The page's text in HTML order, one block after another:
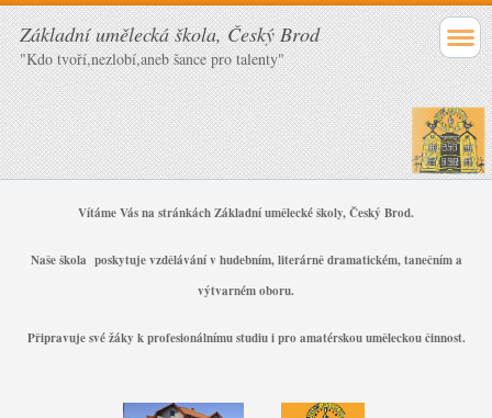
Základní umělecká škola, Český Brod
"Kdo tvoří,nezlobí,aneb šance pro talenty"
Vítáme Vás na stránkách Základní umělecké školy, Český Brod.
Naše škola poskytuje vzdělávání v hudebním, literárně dramatickém, tanečním a
výtvarném oboru.
Připravuje své žáky k profesionálnímu studiu i pro amatérskou uměleckou činnost.